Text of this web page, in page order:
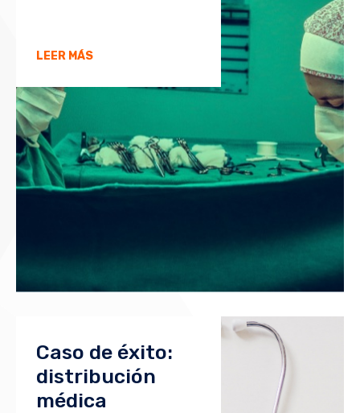
LEER MÁS
Caso de éxito:
distribución
médica